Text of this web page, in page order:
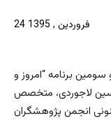
24 فروردین , 1395
برنامه “امروز و
لاجوردی، متخصص
انجمن پژوهشگران